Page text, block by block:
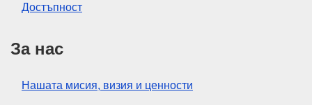
Достъпност
За нас
Нашата мисия, визия и ценности